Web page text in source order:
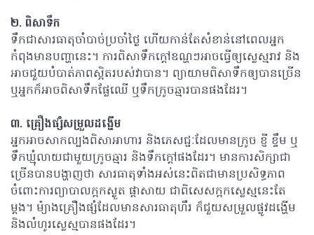
២. ពិសាទឹក
ទឹកជាសារធាតុចាំបាច់ប្រចាំថ្ងៃ ហើយកាន់តែសំខាន់នៅពេលអ្នក
កំពុងមានបញ្ហានេះ។ ការពិសាទឹកក្តៅឧណ្ហៗអាចធ្វើឲ្យស្លេស្មរាវ និង
អាចជួយបំបាត់ភាពស្អិតរបស់វាបាន។ ព្យាយាមពិសាទឹកឲ្យបានច្រើន
ឬអ្នកក៏អាចពិសាទឹកផ្លែឈើ ឬទឹកក្រូចឆ្មារបានផងដែរ។
៣. គ្រឿងផ្សំសម្រួលដង្ហើម
អ្នកអាចសាកល្បងពិសាអាហារ និងភេសជ្ជៈដែលមានក្រូច ខ្ញី ខ្ទឹម ឬ
ទឹកឃ្មុំលាយជាមួយក្រូចឆ្មារ និងទឹកក្តៅផងដែរ។ មានការសិក្សាជា
ច្រើនបានបង្ហាញថា សារធាតុទាំងអស់នេះពិតជាមានប្រសិទ្ធភាព
ចំពោះការព្យាបាលក្អកស្ងួត ផ្តាសាយ ជាពិសេសក្អកស្លេស្មនេះតែ
ម្តង។ ម៉្យាងគ្រឿងផ្សំដែលមានសារធាតុហឹរ ក៏ជួយសម្រួលផ្លូវដង្ហើម
និងលំហូរស្លេស្មបានផងដែរ។